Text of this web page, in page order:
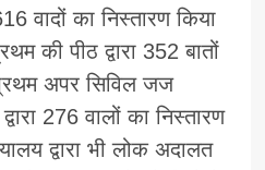
वादों का निस्तारण किया
की पीठ द्वारा 352 बातों
अपर सिविल जज
276 वालों का निस्तारण
द्वारा भी लोक अदालत